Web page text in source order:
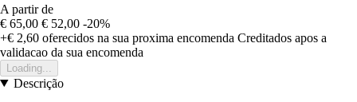
A partir de
€ 65,00 € 52,00 -20%
+€ 2,60 oferecidos na sua proxima encomenda Creditados apos a
validacao da sua encomenda
Loading...
Descrição